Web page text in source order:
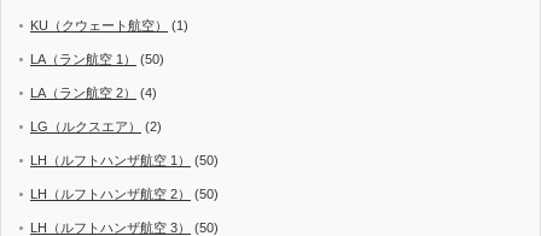
KU（クウェート航空） (1)
LA（ラン航空 1） (50)
LA（ラン航空 2） (4)
LG（ルクスエア） (2)
LH（ルフトハンザ航空 1） (50)
LH（ルフトハンザ航空 2） (50)
LH（ルフトハンザ航空 3） (50)